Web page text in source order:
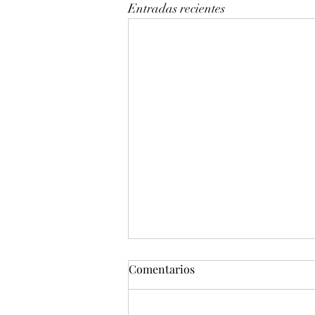
Entradas recientes
Comentarios